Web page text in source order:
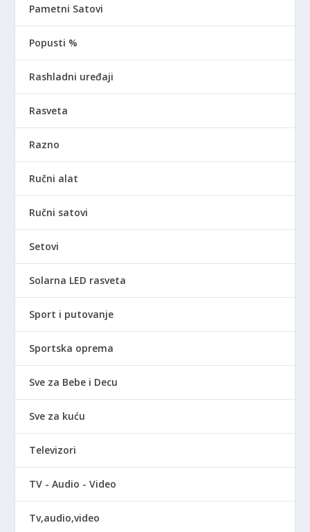
Pametni Satovi
Popusti %
Rashladni uređaji
Rasveta
Razno
Ručni alat
Ručni satovi
Setovi
Solarna LED rasveta
Sport i putovanje
Sportska oprema
Sve za Bebe i Decu
Sve za kuću
Televizori
TV - Audio - Video
Tv,audio,video